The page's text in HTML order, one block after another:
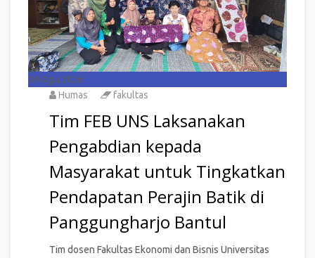
09 Agu 2026
Humas
fakultas
Tim FEB UNS Laksanakan
Pengabdian kepada
Masyarakat untuk Tingkatkan
Pendapatan Perajin Batik di
Panggungharjo Bantul
Tim dosen Fakultas Ekonomi dan Bisnis Universitas